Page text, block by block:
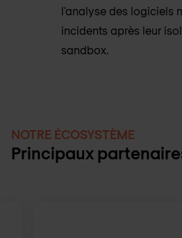
l'analyse des logiciels
incidents après leur
sandbox.
NOTRE ÉCOSYSTÈME
Principaux